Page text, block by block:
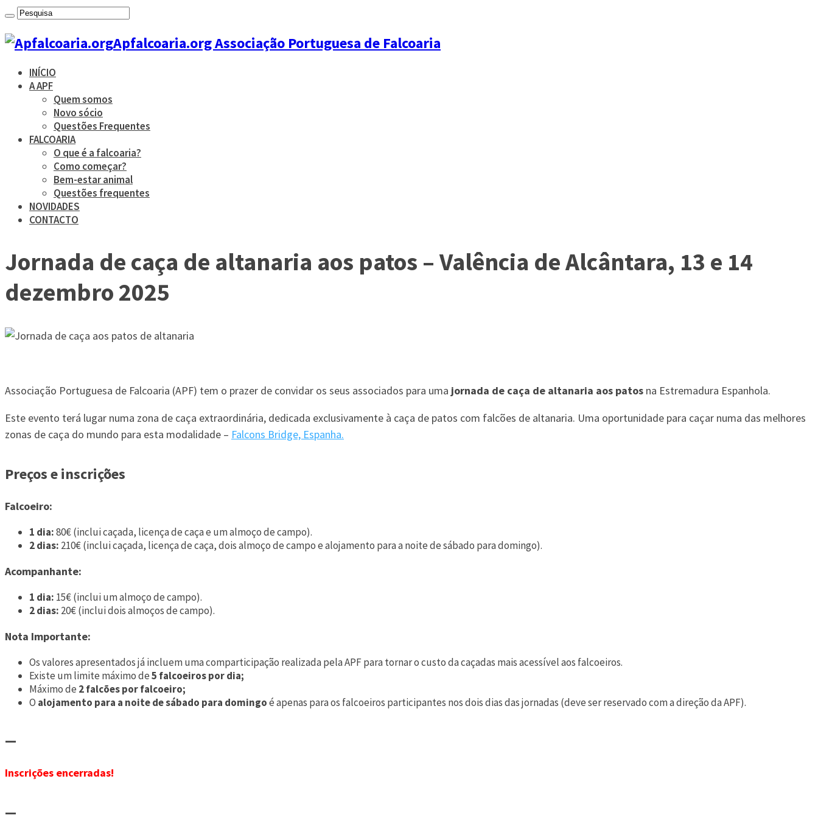
Apfalcoaria.org Associação Portuguesa de Falcoaria
INÍCIO
A APF
Quem somos
Novo sócio
Questões Frequentes
FALCOARIA
O que é a falcoaria?
Como começar?
Bem-estar animal
Questões frequentes
NOVIDADES
CONTACTO
Jornada de caça de altanaria aos patos – Valência de Alcântara, 13 e 14
dezembro 2025
Associação Portuguesa de Falcoaria (APF) tem o prazer de convidar os seus associados para uma jornada de caça de altanaria aos patos na Estremadura Espanhola.
Este evento terá lugar numa zona de caça extraordinária, dedicada exclusivamente à caça de patos com falcões de altanaria. Uma oportunidade para caçar numa das melhores
zonas de caça do mundo para esta modalidade – Falcons Bridge, Espanha.
Preços e inscrições
Falcoeiro:
1 dia:80€ (inclui caçada, licença de caça e um almoço de campo).
2 dias: 210€ (inclui caçada, licença de caça, dois almoço de campo e alojamento para a noite de sábado para domingo).
Acompanhante:
1 dia: 15€ (inclui um almoço de campo).
2 dias: 20€ (inclui dois almoços de campo).
Nota Importante:
Os valores apresentados já incluem uma comparticipação realizada pela APF para tornar o custo da caçadas mais acessível aos falcoeiros.
Existe um limite máximo de5 falcoeiros por dia;
Máximo de 2 falcões por falcoeiro;
O alojamento para a noite de sábado para domingoé apenas para os falcoeiros participantes nos dois dias das jornadas (deve ser reservado com a direção da APF).
—
Inscrições encerradas!
—